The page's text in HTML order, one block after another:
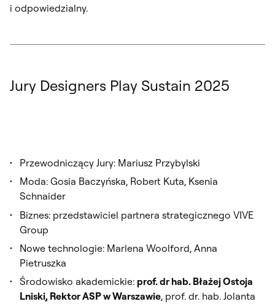
i odpowiedzialny.
Jury Designers Play Sustain 2025
Przewodniczący Jury: Mariusz Przybylski
Moda: Gosia Baczyńska, Robert Kuta, Ksenia
Schnaider
Biznes: przedstawiciel partnera strategicznego VIVE
Group
Nowe technologie: Marlena Woolford, Anna
Pietruszka
Środowisko akademickie: prof. dr hab. Błażej Ostoja
Lniski, Rektor ASP w Warszawie, prof. dr. hab. Jolanta